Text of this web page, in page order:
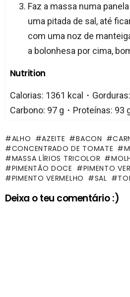
Faz a massa numa
uma pitada de sal, até
com uma noz de
a bolonhesa por cima,
Nutrition
Calorias: 1361 kcal・
Carbono: 97 g・Proteínas: 93
ALHO AZEITE BACON
CONCENTRADO DE TOMATE
MASSA LÍRIOS TRICOLOR
PIMENTÃO DOCE
PIMENTO
PIMENTO VERMELHO
SAL
Deixa o teu comentário :)